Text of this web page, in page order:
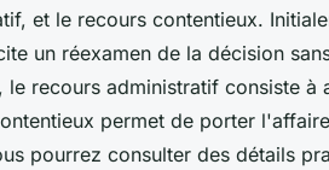
et le recours contentieux.
un réexamen de la décision
le recours administratif consiste à
permet de porter
pourrez consulter des détails